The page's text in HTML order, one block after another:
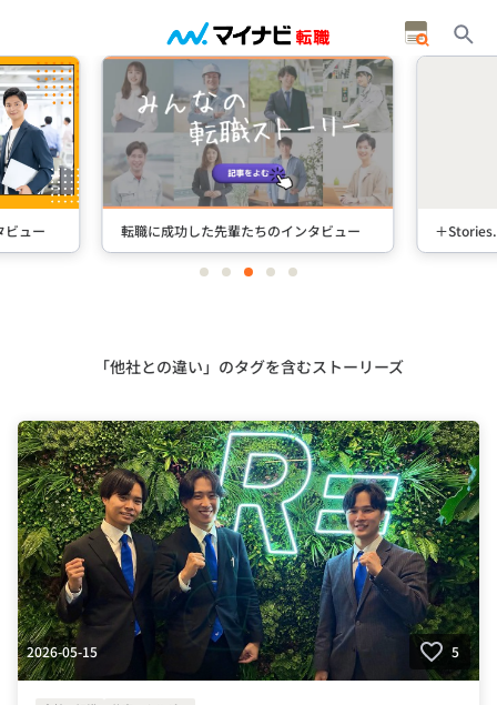
ビュー 転職に成功した先輩たちのインタビュー ＋
itemitemitemitemitem
「他社との違い」のタグを含むストーリーズ
2026-05-15 5